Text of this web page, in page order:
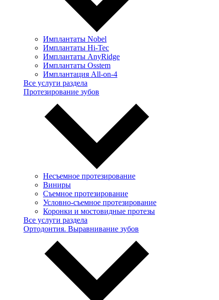
Имплантаты Nobel
Имплантаты Hi-Tec
Имплантаты AnyRidge
Имплантаты Osstem
Имплантация All-on-4
Все услуги раздела
Протезирование зубов
Несъемное протезирование
Виниры
Съемное протезирование
Условно-съемное протезирование
Коронки и мостовидные протезы
Все услуги раздела
Ортодонтия. Выравнивание зубов